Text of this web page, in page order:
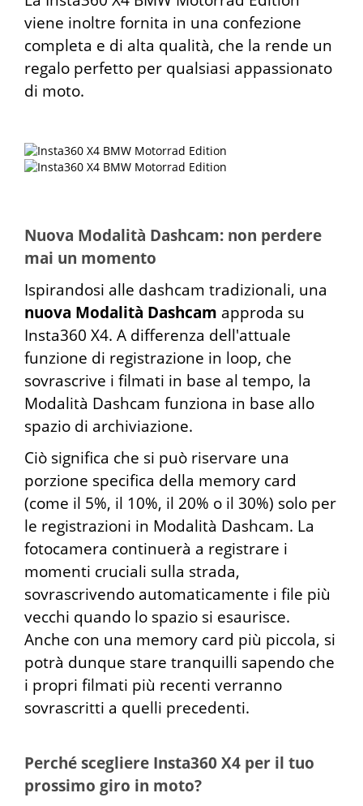
viene inoltre fornita in una confezione
completa e di alta qualità, che la rende un
regalo perfetto per qualsiasi appassionato
di moto.
Nuova Modalità Dashcam: non perdere
mai un momento
Ispirandosi alle dashcam tradizionali, una
nuova Modalità Dashcam approda su
Insta360 X4. A differenza dell'attuale
funzione di registrazione in loop, che
sovrascrive i filmati in base al tempo, la
Modalità Dashcam funziona in base allo
spazio di archiviazione.
Ciò significa che si può riservare una
porzione specifica della memory card
(come il 5%, il 10%, il 20% o il 30%) solo per
le registrazioni in Modalità Dashcam. La
fotocamera continuerà a registrare i
momenti cruciali sulla strada,
sovrascrivendo automaticamente i file più
vecchi quando lo spazio si esaurisce.
Anche con una memory card più piccola, si
potrà dunque stare tranquilli sapendo che
i propri filmati più recenti verranno
sovrascritti a quelli precedenti.
Perché scegliere Insta360 X4 per il tuo
prossimo giro in moto?